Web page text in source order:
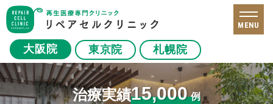
大阪院 東京院 札幌院
MENU
治療実績15,000 例